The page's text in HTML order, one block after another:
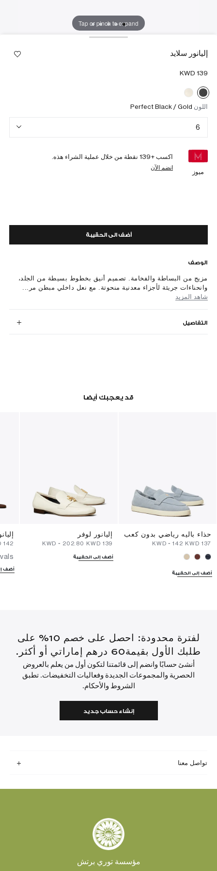
Tap or pinch to expand
إليانور سلايد
اللون Perfect Black / Gold
6
ميوز
اكسب +139 نقطة من خلال عملية الشراء هذه.
انضم الآن
أضف الى الحقيبة
الوصف
مزيج من البساطة والفخامة. تصميم أنيق بخطوط بسيطة من الجلد،
وانحناءات جريئة لأجزاء معدنية منحوتة. مع نعل داخلي مبطن مر...
شاهد المزيد
التفاصيل
قد يعجبك أيضا
حذاء باليه رياضي بدون كعب
- ⁦142⁩ KWD
أضف إلى الحقيبة
إليانور لوفر
- ⁦202.80⁩ KWD
أضف إلى الحقيبة
أضف
لفترة محدودة: احصل على خصم 10% على
طلبك الأول بقيمة60 درهم إماراتي أو أكثر.
أنشئ حسابًا وانضم إلى قائمتنا لتكون أول من يعلم بالعروض
الحصرية والمجموعات الجديدة وفعاليات التخفيضات. تطبق
الشروط والأحكام.
إنشاء حساب جديد
تواصل معنا
مؤسسة توري برتش